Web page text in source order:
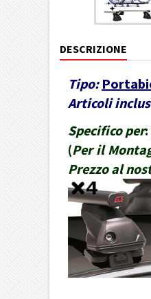
DESCRIZIONE
Tipo:
Articoli
Specifico per:
(Per il
Prezzo al